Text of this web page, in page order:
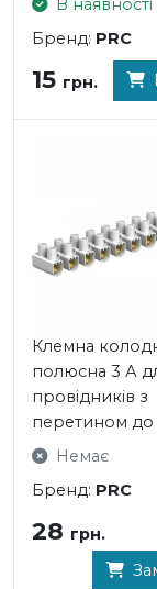
В наявності
Бренд: PRC
15 грн.
Клемна
полюсна 3 А
провідників з
перетином до
Немає
Бренд: PRC
28 грн.